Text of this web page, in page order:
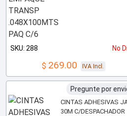
SKU: 288 No
$ 269.00 IVA Incl.
Pregunte por
CINTAS ADHESIVAS
30M C/DESPACHADOR